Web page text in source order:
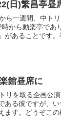
日)繁昌亭昼
ら一週間、中ト
から動楽亭であ
があることです。
館昼席に
リを取る企画公
ある彼ですが、
ます。どうぞこの